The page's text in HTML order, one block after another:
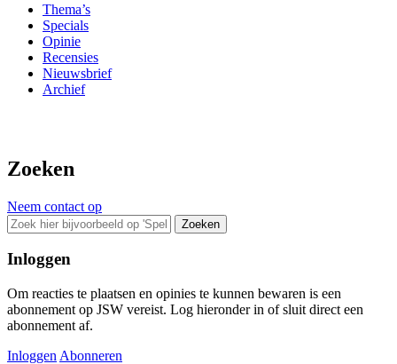
Thema’s
Specials
Opinie
Recensies
Nieuwsbrief
Archief
Zoeken
Neem contact op
Zoeken
Inloggen
Om reacties te plaatsen en opinies te kunnen bewaren is een
abonnement op JSW vereist. Log hieronder in of sluit direct een
abonnement af.
Inloggen Abonneren